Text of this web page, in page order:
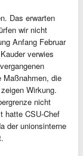
Das erwarten
wir nicht
Anfang Februar
verwies
Maßnahmen, die
Wirkung.
nicht
hatte CSU-Chef
der unionsinterne